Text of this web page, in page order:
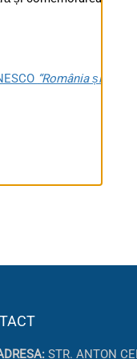
“România și
STR. ANTON